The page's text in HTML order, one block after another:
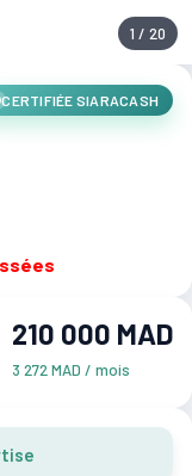
1 / 20
CERTIFIÉE SIARACASH
210 000 MAD
3 272 MAD / mois